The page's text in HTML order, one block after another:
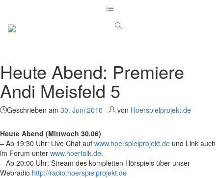
Heute Abend: Premiere
Andi Meisfeld 5
Geschrieben am 30. Juni 2010 von Hoerspielprojekt.de
Heute Abend (Mittwoch 30.06)
– Ab 19:30 Uhr: Live Chat auf www.hoerspielprojekt.de und Link auch
im Forum unter www.hoertalk.de.
– Ab 20:00 Uhr: Stream des kompletten Hörspiels über unser
Webradio http://radio.hoerspielprojekt.de